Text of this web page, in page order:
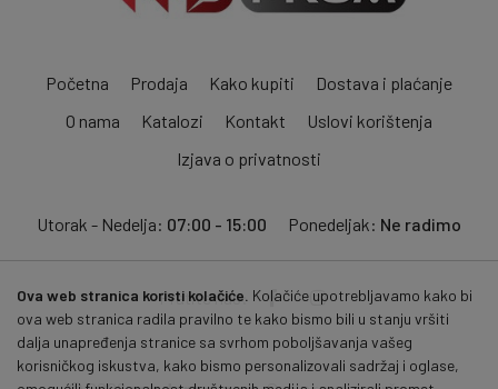
Početna Prodaja Kako kupiti
Dostava i plaćanje
O nama
Katalozi Kontakt
Uslovi korištenja
Izjava o privatnosti
Utorak - Nedelja: 07:00 - 15:00 Ponedeljak: Ne radimo
Pratite nas:
Ova web stranica koristi kolačiće. Kolačiće upotrebljavamo kako bi
ova web stranica radila pravilno te kako bismo bili u stanju vršiti
dalja unapređenja stranice sa svrhom poboljšavanja vašeg
korisničkog iskustva, kako bismo personalizovali sadržaj i oglase,